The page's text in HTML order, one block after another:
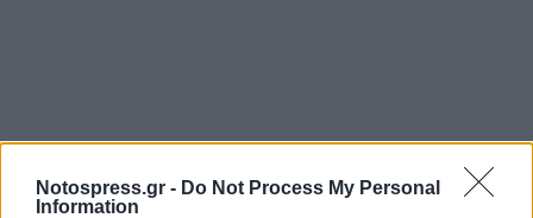
Notospress.gr - Do Not Process My Personal
Information